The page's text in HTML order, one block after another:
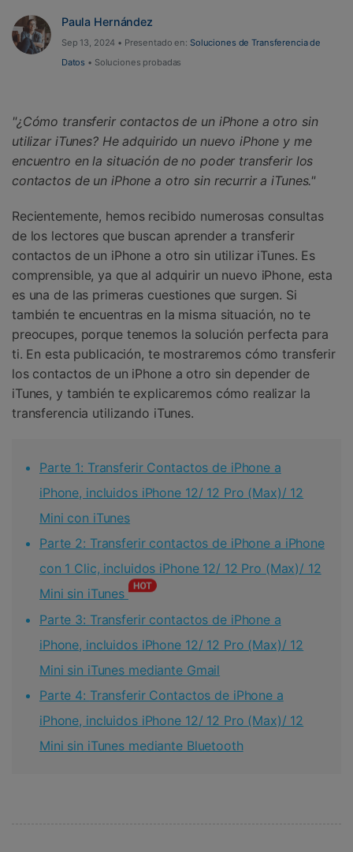
Paula Hernández
Sep 13, 2024 • Presentado en: Soluciones de Transferencia de
Datos • Soluciones probadas
"¿Cómo transferir contactos de un iPhone a otro sin
utilizar iTunes? He adquirido un nuevo iPhone y me
encuentro en la situación de no poder transferir los
contactos de un iPhone a otro sin recurrir a iTunes."
Recientemente, hemos recibido numerosas consultas
de los lectores que buscan aprender a transferir
contactos de un iPhone a otro sin utilizar iTunes. Es
comprensible, ya que al adquirir un nuevo iPhone, esta
es una de las primeras cuestiones que surgen. Si
también te encuentras en la misma situación, no te
preocupes, porque tenemos la solución perfecta para
ti. En esta publicación, te mostraremos cómo transferir
los contactos de un iPhone a otro sin depender de
iTunes, y también te explicaremos cómo realizar la
transferencia utilizando iTunes.
Parte 1: Transferir Contactos de iPhone a
iPhone, incluidos iPhone 12/ 12 Pro (Max)/ 12
Mini con iTunes
Parte 2: Transferir contactos de iPhone a iPhone
con 1 Clic, incluidos iPhone 12/ 12 Pro (Max)/ 12
Mini sin iTunes
Parte 3: Transferir contactos de iPhone a
iPhone, incluidos iPhone 12/ 12 Pro (Max)/ 12
Mini sin iTunes mediante Gmail
Parte 4: Transferir Contactos de iPhone a
iPhone, incluidos iPhone 12/ 12 Pro (Max)/ 12
Mini sin iTunes mediante Bluetooth